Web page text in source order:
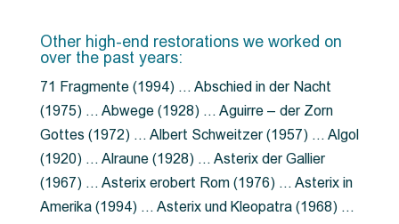
Other high-end restorations we worked on
over the past years:
71 Fragmente (1994) … Abschied in der Nacht
(1975) … Abwege (1928) … Aguirre – der Zorn
Gottes (1972) … Albert Schweitzer (1957) … Algol
(1920) … Alraune (1928) … Asterix der Gallier
(1967) … Asterix erobert Rom (1976) … Asterix in
Amerika (1994) … Asterix und Kleopatra (1968) …